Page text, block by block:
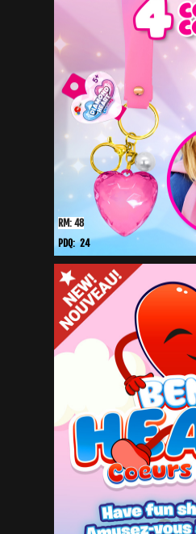
RM: 48
PDQ: 24